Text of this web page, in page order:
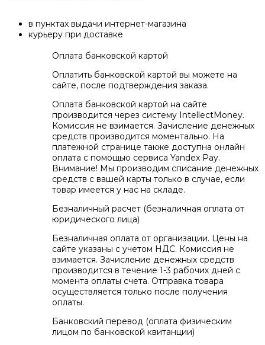
в пунктах выдачи интернет-магазина
курьеру при доставке
Оплата банковской картой
Оплатить банковской картой вы можете на
сайте, после подтверждения заказа.
Оплата банковской картой на сайте
производится через систему IntellectMoney.
Комиссия не взимается. Зачисление денежных
средств производится моментально. На
платежной странице также доступна онлайн
оплата с помощью сервиса Yandex Pay.
Внимание! Мы производим списание денежных
средств с вашей карты только в случае, если
товар имеется у нас на складе.
Безналичный расчет (безналичная оплата от
юридического лица)
Безналичная оплата от организации. Цены на
сайте указаны с учетом НДС. Комиссия не
взимается. Зачисление денежных средств
производится в течение 1-3 рабочих дней с
момента оплаты счета. Отправка товара
осуществляется только после получения
оплаты.
Банковский перевод (оплата физическим
лицом по банковской квитанции)